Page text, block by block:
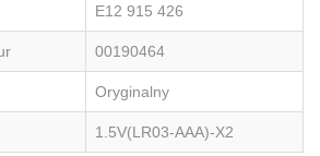
E12 915 426
00190464
Oryginalny
1.5V(LR03-AAA)-X2